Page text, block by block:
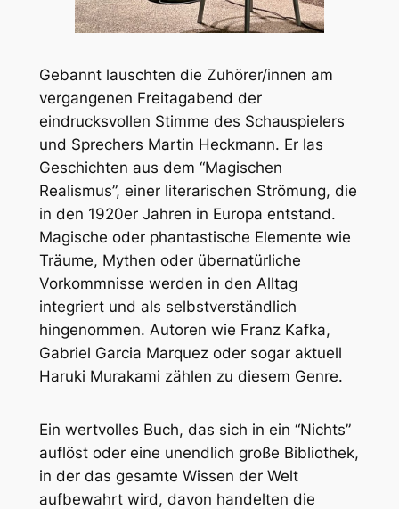
Gebannt lauschten die Zuhörer/innen am
vergangenen Freitagabend der
eindrucksvollen Stimme des Schauspielers
und Sprechers Martin Heckmann. Er las
Geschichten aus dem “Magischen
Realismus”, einer literarischen Strömung, die
in den 1920er Jahren in Europa entstand.
Magische oder phantastische Elemente wie
Träume, Mythen oder übernatürliche
Vorkommnisse werden in den Alltag
integriert und als selbstverständlich
hingenommen. Autoren wie Franz Kafka,
Gabriel Garcia Marquez oder sogar aktuell
Haruki Murakami zählen zu diesem Genre.
Ein wertvolles Buch, das sich in ein “Nichts”
auflöst oder eine unendlich große Bibliothek,
in der das gesamte Wissen der Welt
aufbewahrt wird, davon handelten die